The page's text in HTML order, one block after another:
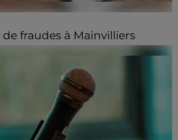
fraudes à Mainvilliers